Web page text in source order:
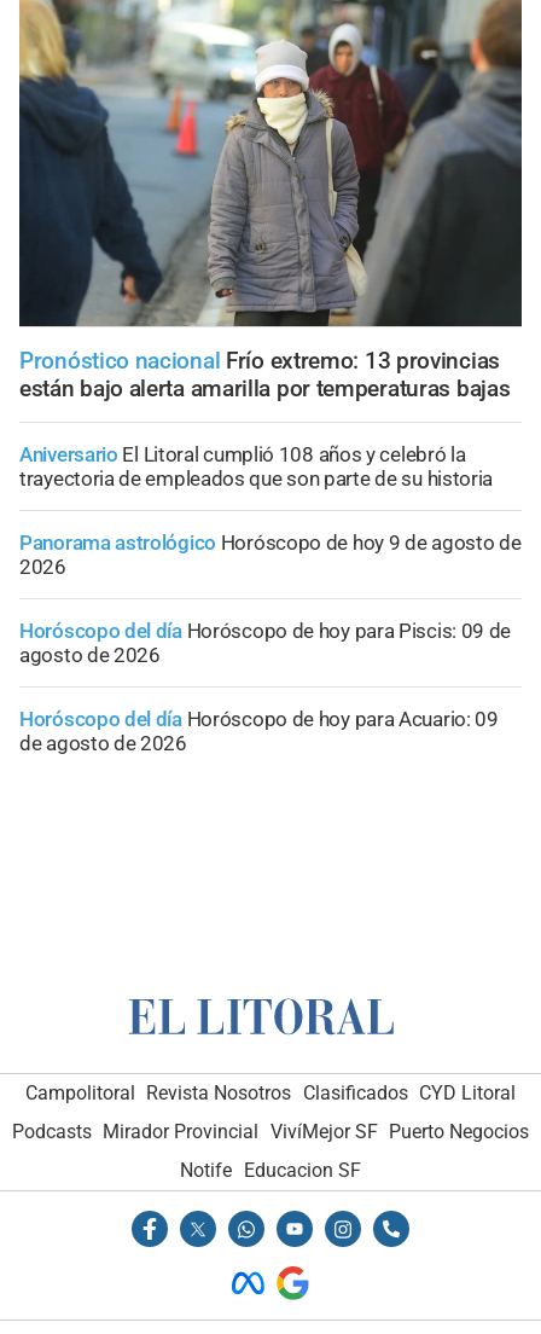
Pronóstico nacional Frío extremo: 13 provincias
están bajo alerta amarilla por temperaturas bajas
Aniversario El Litoral cumplió 108 años y celebró la
trayectoria de empleados que son parte de su historia
Panorama astrológico Horóscopo de hoy 9 de agosto de
2026
Horóscopo del día Horóscopo de hoy para Piscis: 09 de
agosto de 2026
Horóscopo del día Horóscopo de hoy para Acuario: 09
de agosto de 2026
Campolitoral Revista Nosotros Clasificados CYD Litoral
Podcasts Mirador Provincial VivíMejor SF Puerto Negocios
Notife Educacion SF